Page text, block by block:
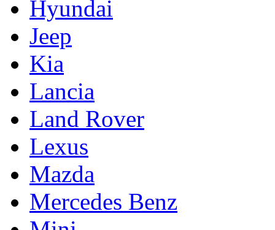
Hyundai
Jeep
Kia
Lancia
Land Rover
Lexus
Mazda
Mercedes Benz